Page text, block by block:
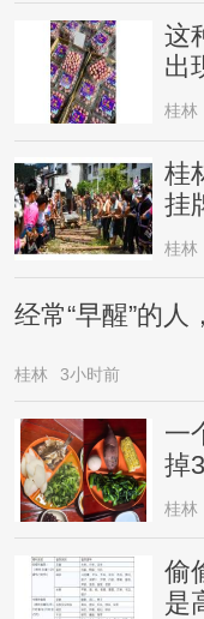
这
出
桂林
桂
挂
桂林
经常“早醒”的人
桂林 3小时前
一
掉
桂林
偷
是